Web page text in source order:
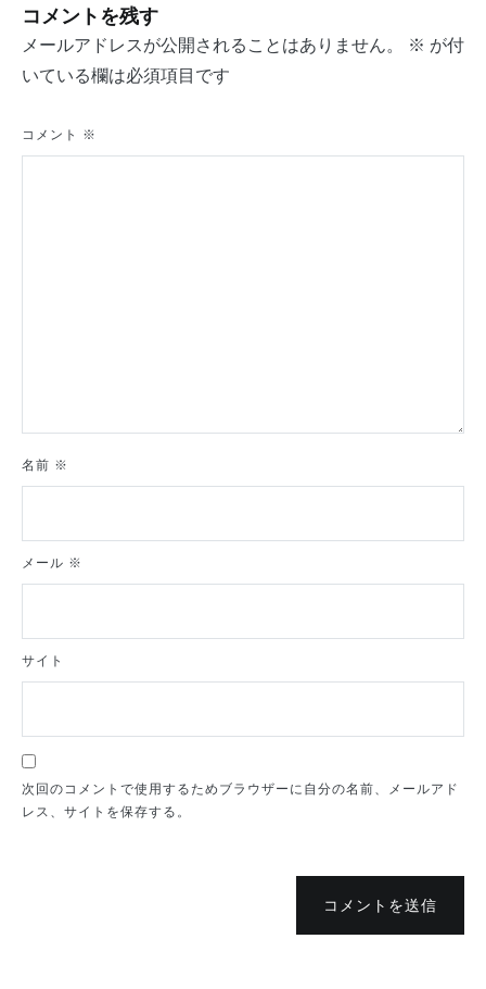
ビ
ゲ
シ
コメントを残す
メールアドレスが公開されることはありません。 ※ が付
いている欄は必須項目です
コメント ※
名前 ※
メール ※
サイト
次回のコメントで使用するためブラウザーに自分の名前、メールアド
レス、サイトを保存する。
コメントを送信